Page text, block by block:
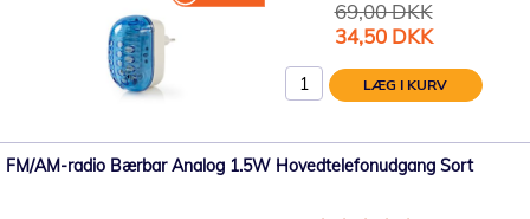
69,00 DKK
Tilbudspris
34,50 DKK
LÆG I KURV
FM/AM-radio Bærbar Analog 1.5W Hovedtelefonudgang Sort